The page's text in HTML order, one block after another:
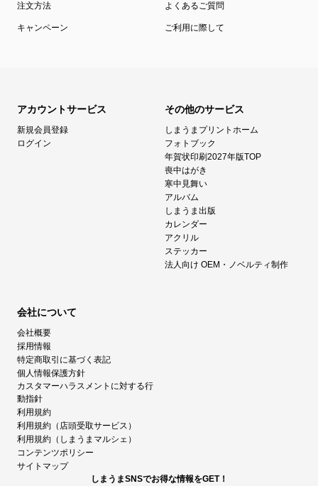
注文方法 よくあるご質問
キャンペーン ご利用に際して
アカウントサービス
新規会員登録
ログイン
その他のサービス
しまうまプリントホーム
フォトブック
年賀状印刷2027年版TOP
喪中はがき
寒中見舞い
アルバム
しまうま出版
カレンダー
アクリル
ステッカー
法人向け OEM・ノベルティ制作
会社について
会社概要
採用情報
特定商取引に基づく表記
個人情報保護方針
カスタマーハラスメントに対する行
動指針
利用規約
利用規約（店頭受取サービス）
利用規約（しまうまマルシェ）
コンテンツポリシー
サイトマップ
しまうまSNSでお得な情報をGET！